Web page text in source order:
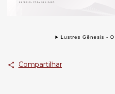
Lustres Gênesis -
Compartilhar